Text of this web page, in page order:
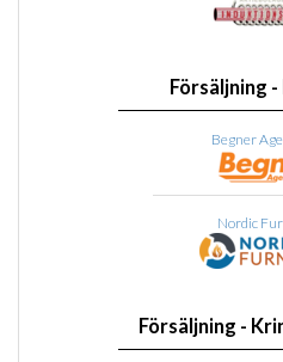
Försäljning
Begner
Nordic
Försäljning -